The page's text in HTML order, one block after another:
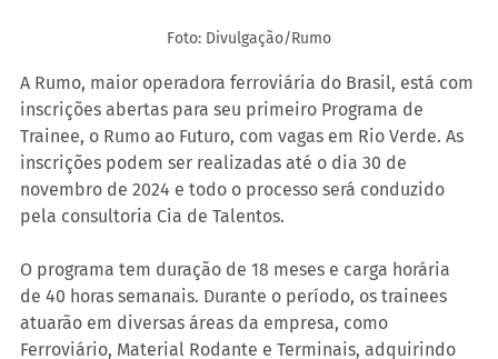
Foto: Divulgação/Rumo
A Rumo, maior operadora ferroviária do Brasil, está com
inscrições abertas para seu primeiro Programa de
Trainee, o Rumo ao Futuro, com vagas em Rio Verde. As
inscrições podem ser realizadas até o dia 30 de
novembro de 2024 e todo o processo será conduzido
pela consultoria Cia de Talentos.
O programa tem duração de 18 meses e carga horária
de 40 horas semanais. Durante o período, os trainees
atuarão em diversas áreas da empresa, como
Ferroviário, Material Rodante e Terminais, adquirindo